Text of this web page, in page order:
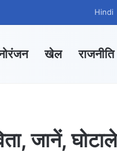
Hindi
खेल राजनीति
जानें,